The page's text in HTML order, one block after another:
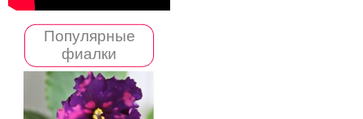
Популярные
фиалки